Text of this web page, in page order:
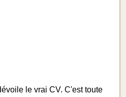
le vrai CV. C'est toute